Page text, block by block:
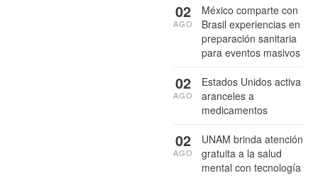
México comparte con
Brasil experiencias en
preparación sanitaria
para eventos masivos
02
AGO
Estados Unidos activa
aranceles a
medicamentos
02
AGO
UNAM brinda atención
gratuita a la salud
mental con tecnología
02
AGO